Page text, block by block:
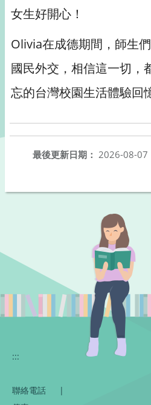
女生好開心！
Olivia在成德期間，師生
國民外交，相信這一切，
忘的台灣校園生活體驗回
最後更新日期： 2026-08-07
:::
聯絡電話
|